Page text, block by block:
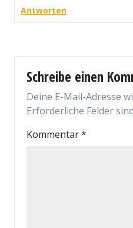
Antworten
Schreibe einen
Deine E-Mail-Adresse
Erforderliche Felder
Kommentar*